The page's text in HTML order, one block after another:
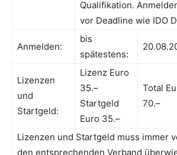
Qualifikation.
vor Deadline wie IDO
Anmelden:
bis
spätestens:
Lizenzen
und
Startgeld:
Lizenz Euro
35.–
Startgeld
Euro 35.–
Total
70.–
Lizenzen und Startgeld muss immer
den entsprechenden Verband